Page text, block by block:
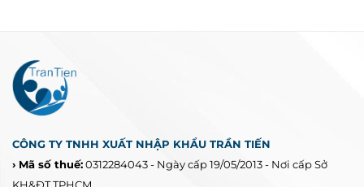
CÔNG TY TNHH XUẤT NHẬP KHẨU TRẦN TIẾN
› Mã số thuế:0312284043 - Ngày cấp 19/05/2013 - Nơi cấp Sở